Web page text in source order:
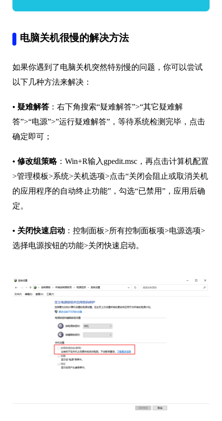
电脑关机很慢的解决方法
如果你遇到了电脑关机突然特别慢的问题，你可以尝试
以下几种方法来解决：
• 疑难解答 ：右下角搜索“疑难解答”>“其它疑难解
答”>“电源”>”运行疑难解答”，等待系统检测完毕，点击
确定即可；
• 修改组策略：Win+R输入gpedit.msc，再点击计算机配置
>管理模板>系统>关机选项>点击“关闭会阻止或取消关机
的应用程序的自动终止功能”，勾选“已禁用”，应用后确
定。
• 关闭快速启动 ：控制面板>所有控制面板项>电源选项>
选择电源按钮的功能>关闭快速启动。